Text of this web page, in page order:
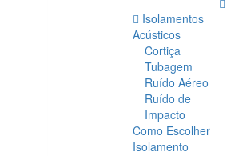
Isolamentos
Acústicos
Cortiça
Tubagem
Ruído Aéreo
Ruído de
Impacto
Como Escolher
Isolamento